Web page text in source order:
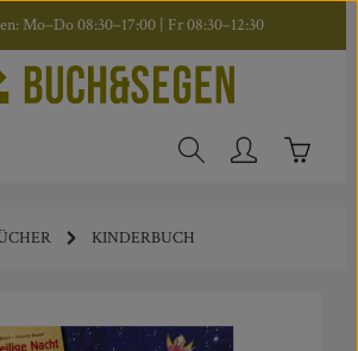
Mo–Do 08:30–17:00 | Fr 08:30–12:30
KINDERBUCH